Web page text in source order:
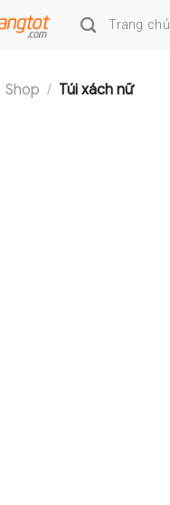
Trang chủ
Shop / Túi xách nữ